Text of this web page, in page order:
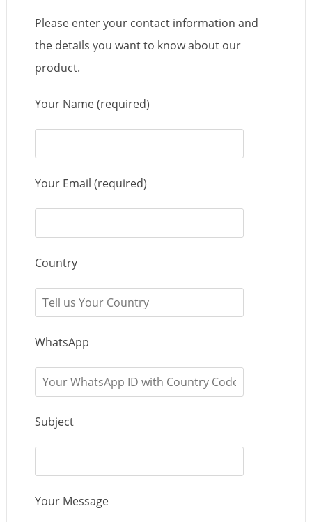
Please enter your contact information and
the details you want to know about our
product.
Your Name (required)
Your Email (required)
Country
WhatsApp
Subject
Your Message